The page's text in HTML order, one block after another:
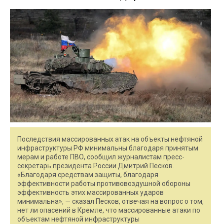
Последствия массированных атак на объекты нефтяной
инфраструктуры РФ минимальны благодаря принятым
мерам и работе ПВО, сообщил журналистам пресс-
секретарь президента России Дмитрий Песков.
«Благодаря средствам защиты, благодаря
эффективности работы противовоздушной обороны
эффективность этих массированных ударов
минимальна», — сказал Песков, отвечая на вопрос о том,
нет ли опасений в Кремле, что массированные атаки по
объектам нефтяной инфраструктуры